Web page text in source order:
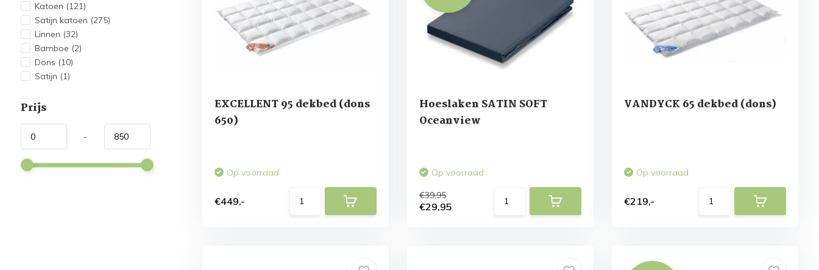
Katoen (121)
Satijn katoen (275)
Linnen (32)
Bamboe (2)
Dons (10)
Satijn (1)
Prijs
-
EXCELLENT 95 dekbed (dons
650)
Op voorraad
€449,-
Hoeslaken SATIN SOFT
Oceanview
Op voorraad
€39,95
€29,95
VANDYCK 65 dekbed (dons)
Op voorraad
€219,-